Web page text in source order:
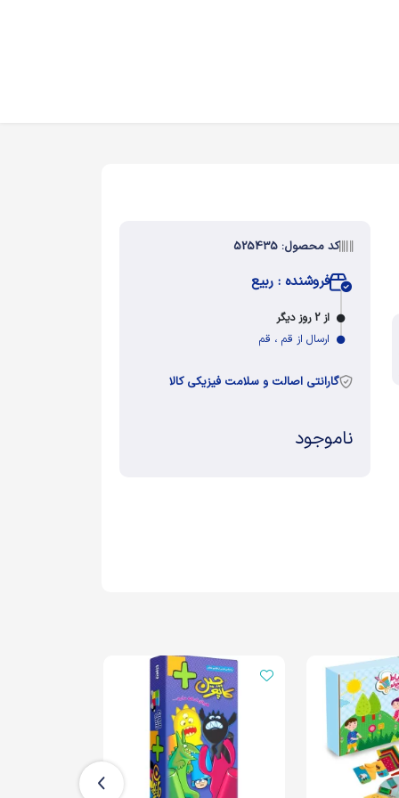
کد محصول: 525435
فروشنده : ربیع
از 2 روز دیگر
ارسال از قم ، قم
گارانتی اصالت و سلامت فیزیکی کالا
ناموجود